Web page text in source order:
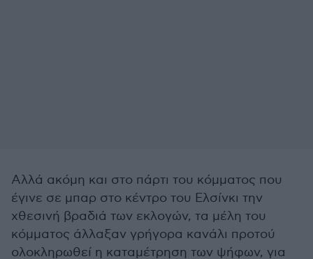
Αλλά ακόμη και στο πάρτι του κόμματος που
έγινε σε μπαρ στο κέντρο του Ελσίνκι την
χθεσινή βραδιά των εκλογών, τα μέλη του
κόμματος άλλαξαν γρήγορα κανάλι προτού
ολοκληρωθεί η καταμέτρηση των ψήφων, για